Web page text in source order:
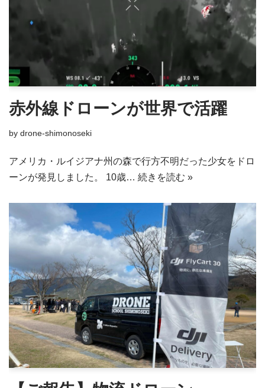
赤外線ドローンが世界で活躍
by drone-shimonoseki
アメリカ・ルイジアナ州の森で行方不明だった少女をドロ
ーンが発見しました。 10歳… 続きを読む »